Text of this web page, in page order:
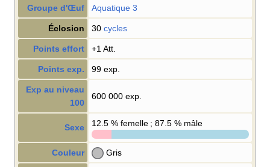
Groupe d'Œuf Aquatique 3
Éclosion 30 cycles
Points effort +1 Att.
Points exp. 99 exp.
Exp au niveau
100
600 000 exp.
Sexe 12.5 % femelle ; 87.5 % mâle
Couleur Gris